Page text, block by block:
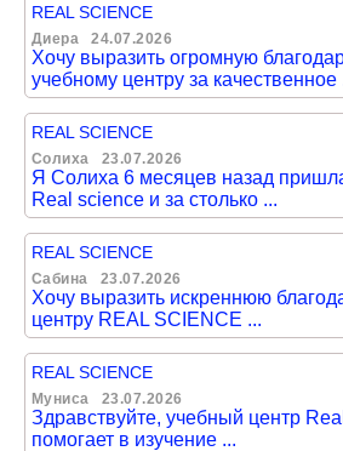
REAL SCIENCE
Диера 24.07.2026
Хочу выразить огромную
учебному центру за качественное
REAL SCIENCE
Солиха 23.07.2026
Я Солиха 6 месяцев назад
Real science и за столько ...
REAL SCIENCE
Сабина 23.07.2026
Хочу выразить искреннюю
центру REAL SCIENCE ...
REAL SCIENCE
Муниса 23.07.2026
Здравствуйте, учебный центр
помогает в изучение ...